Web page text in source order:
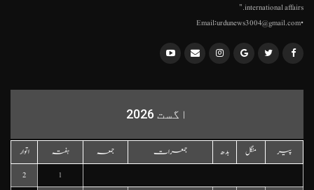
international affairs."
•Email:urdunews3004@gmail.com
اگست 2026
پیر منگل بدھ جمعرات جمعہ ہفتہ
اتوار
1
2